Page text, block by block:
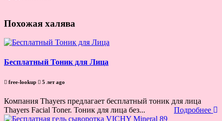
Похожая халява
Бесплатный Тоник для Лица
free-lookup 5 лет ago
Компания Thayers предлагает бесплатный тоник для лица
Thayers Facial Toner. Тоник для лица без...
Подробнее